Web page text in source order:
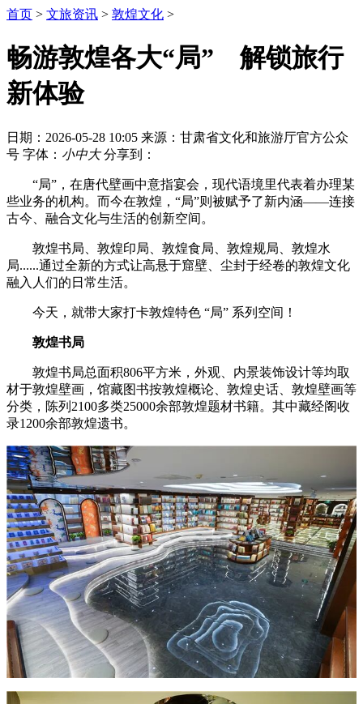
首页 > 文旅资讯 > 敦煌文化 >
畅游敦煌各大“局” 解锁旅行
新体验
日期：2026-05-28 10:05 来源：甘肃省文化和旅游厅官方公众
号 字体： 小中大 分享到：
“局”，在唐代壁画中意指宴会，现代语境里代表着办理某
些业务的机构。而今在敦煌，“局”则被赋予了新内涵——连接
古今、融合文化与生活的创新空间。
敦煌书局、敦煌印局、敦煌食局、敦煌规局、敦煌水
局......通过全新的方式让高悬于窟壁、尘封于经卷的敦煌文化
融入人们的日常生活。
今天，就带大家打卡敦煌特色 “局” 系列空间！
敦煌书局
敦煌书局总面积806平方米，外观、内景装饰设计等均取
材于敦煌壁画，馆藏图书按敦煌概论、敦煌史话、敦煌壁画等
分类，陈列2100多类25000余部敦煌题材书籍。其中藏经阁收
录1200余部敦煌遗书。